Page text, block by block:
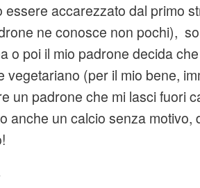
essere accarezzato dal primo
ne conosce non pochi),
o poi il mio padrone decida
vegetariano (per il mio bene,
un padrone che mi lasci fuori
anche un calcio senza motivo,